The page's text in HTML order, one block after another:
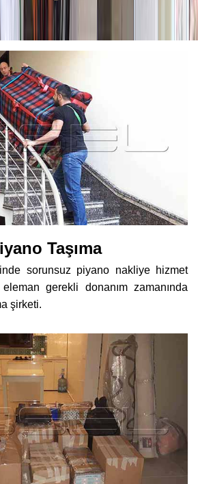
Taşıma
sorunsuz piyano nakliye hizmet
gerekli donanım zamanında
şirketi.